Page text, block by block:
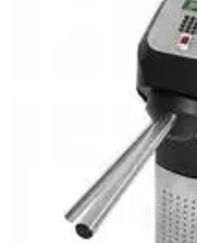
Catraca eletronica academia
Catraca eletrônica com biometria
Catraca eletrônica biométrica
Catraca eletrônica para escola
Catraca eletrônica para padaria
Catraca eletrônica preço